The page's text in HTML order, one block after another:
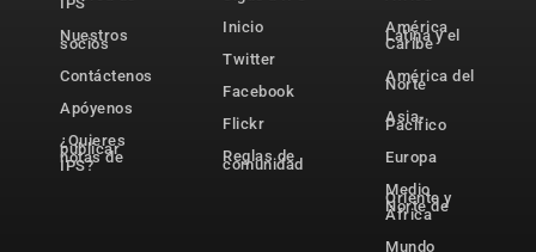
Nuestros
socios
Contáctenos
Apóyenos
¿Quieres
publicar
notas de
IPS?
Inicio
Twitter
Facebook
Flickr
Reglas de
comunidad
América
Latina y el
Caribe
América del
Norte
Asia-
Pacífico
Europa
Medio
Oriente y
Norte de
África
Mundo